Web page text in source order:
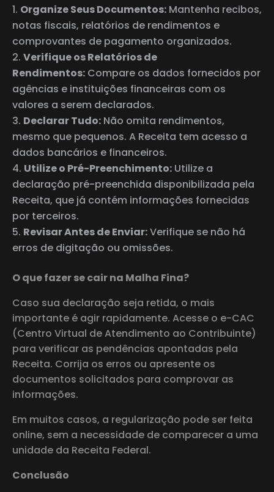
Organize Seus Documentos: Mantenha recibos,
notas fiscais, relatórios de rendimentos e
comprovantes de pagamento organizados.
Verifique os Relatórios de
Rendimentos: Compare os dados fornecidos por
agências e instituições financeiras com os
valores a serem declarados.
Declarar Tudo: Não omita rendimentos,
mesmo que pequenos. A Receita tem acesso a
dados bancários e financeiros.
Utilize o Pré-Preenchimento: Utilize a
declaração pré-preenchida disponibilizada pela
Receita, que já contém informações fornecidas
por terceiros.
Revisar Antes de Enviar:Verifique se não há
erros de digitação ou omissões.
O que fazer se cair na Malha Fina?
Caso sua declaração seja retida, o mais
importante é agir rapidamente. Acesse o e-CAC
(Centro Virtual de Atendimento ao Contribuinte)
para verificar as pendências apontadas pela
Receita. Corrija os erros ou apresente os
documentos solicitados para comprovar as
informações.
Em muitos casos, a regularização pode ser feita
online, sem a necessidade de comparecer a uma
unidade da Receita Federal.
Conclusão